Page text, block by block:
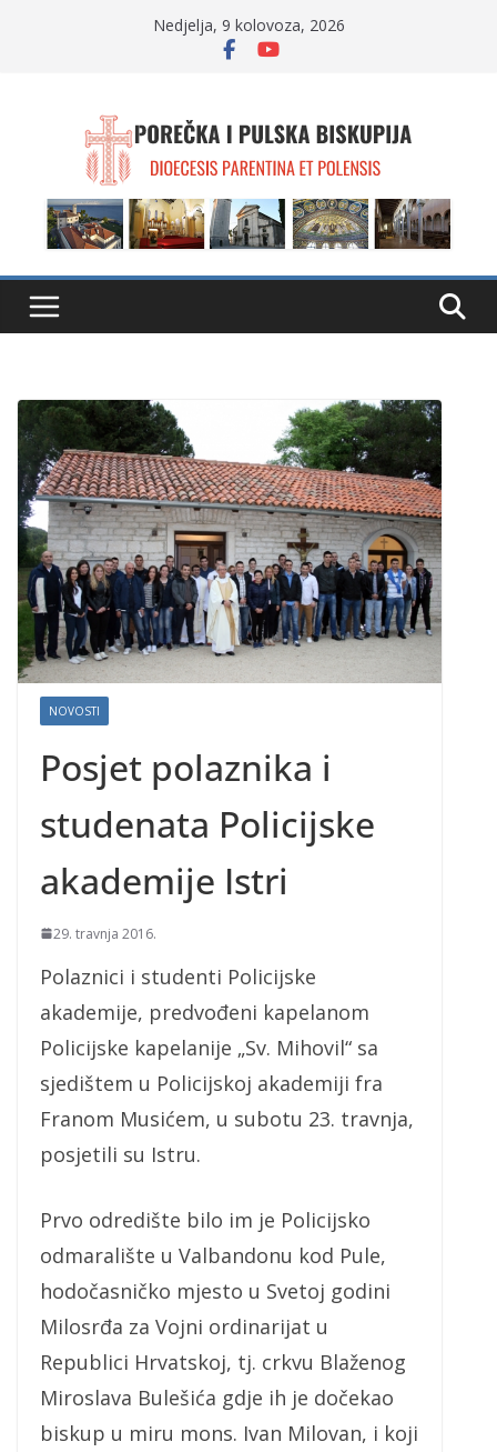
Nedjelja, 9 kolovoza, 2026
NOVOSTI
Posjet polaznika i
studenata Policijske
akademije Istri
29. travnja 2016.
Polaznici i studenti Policijske
akademije, predvođeni kapelanom
Policijske kapelanije „Sv. Mihovil“ sa
sjedištem u Policijskoj akademiji fra
Franom Musićem, u subotu 23. travnja,
posjetili su Istru.
Prvo odredište bilo im je Policijsko
odmaralište u Valbandonu kod Pule,
hodočasničko mjesto u Svetoj godini
Milosrđa za Vojni ordinarijat u
Republici Hrvatskoj, tj. crkvu Blaženog
Miroslava Bulešića gdje ih je dočekao
biskup u miru mons. Ivan Milovan, i koji